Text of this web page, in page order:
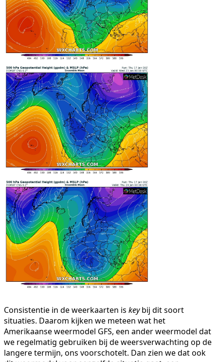
Consistentie in de weerkaarten is keybij dit soort
situaties. Daarom kijken we meteen wat het
Amerikaanse weermodel GFS, een ander weermodel dat
we regelmatig gebruiken bij de weersverwachting op de
langere termijn, ons voorschotelt. Dan zien we dat ook